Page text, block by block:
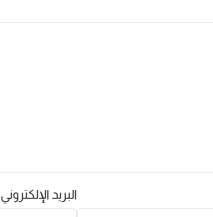
البريد الإلكتروني